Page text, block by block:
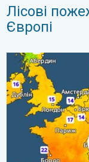
Лісові
Європі
Наближаються